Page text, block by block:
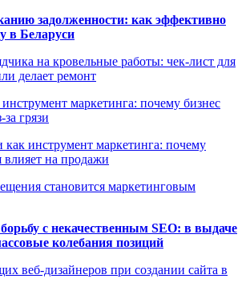
задолженности: как эффективно
в Беларуси
на кровельные работы: чек-лист для
делает ремонт
маркетинга: почему бизнес
за грязи
инструмент маркетинга: почему
на продажи
становится маркетинговым
с некачественным SEO: в выдаче
колебания позиций
веб-дизайнеров при создании сайта в